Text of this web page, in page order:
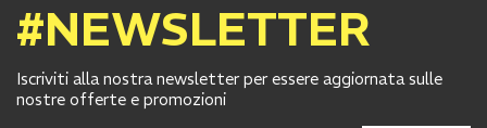
#NEWSLETTER
Iscriviti alla nostra newsletter per essere aggiornata sulle
nostre offerte e promozioni